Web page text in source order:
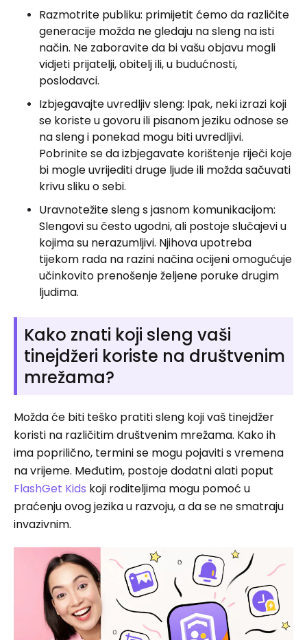
Razmotrite publiku: primijetit ćemo da različite
generacije možda ne gledaju na sleng na isti
način. Ne zaboravite da bi vašu objavu mogli
vidjeti prijatelji, obitelj ili, u budućnosti,
poslodavci.
Izbjegavajte uvredljiv sleng: Ipak, neki izrazi koji
se koriste u govoru ili pisanom jeziku odnose se
na sleng i ponekad mogu biti uvredljivi.
Pobrinite se da izbjegavate korištenje riječi koje
bi mogle uvrijediti druge ljude ili možda sačuvati
krivu sliku o sebi.
Uravnotežite sleng s jasnom komunikacijom:
Slengovi su često ugodni, ali postoje slučajevi u
kojima su nerazumljivi. Njihova upotreba
tijekom rada na razini načina ocijeni omogućuje
učinkovito prenošenje željene poruke drugim
ljudima.
Kako znati koji sleng vaši
tinejdžeri koriste na društvenim
mrežama?
Možda će biti teško pratiti sleng koji vaš tinejdžer
koristi na različitim društvenim mrežama. Kako ih
ima poprilično, termini se mogu pojaviti s vremena
na vrijeme. Međutim, postoje dodatni alati poput
FlashGet Kids koji roditeljima mogu pomoć u
praćenju ovog jezika u razvoju, a da se ne smatraju
invazivnim.